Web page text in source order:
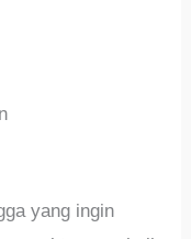
yang ingin